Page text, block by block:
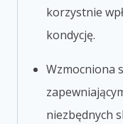
korzystnie
kondycję.
Wzmocniona
niezbędnych